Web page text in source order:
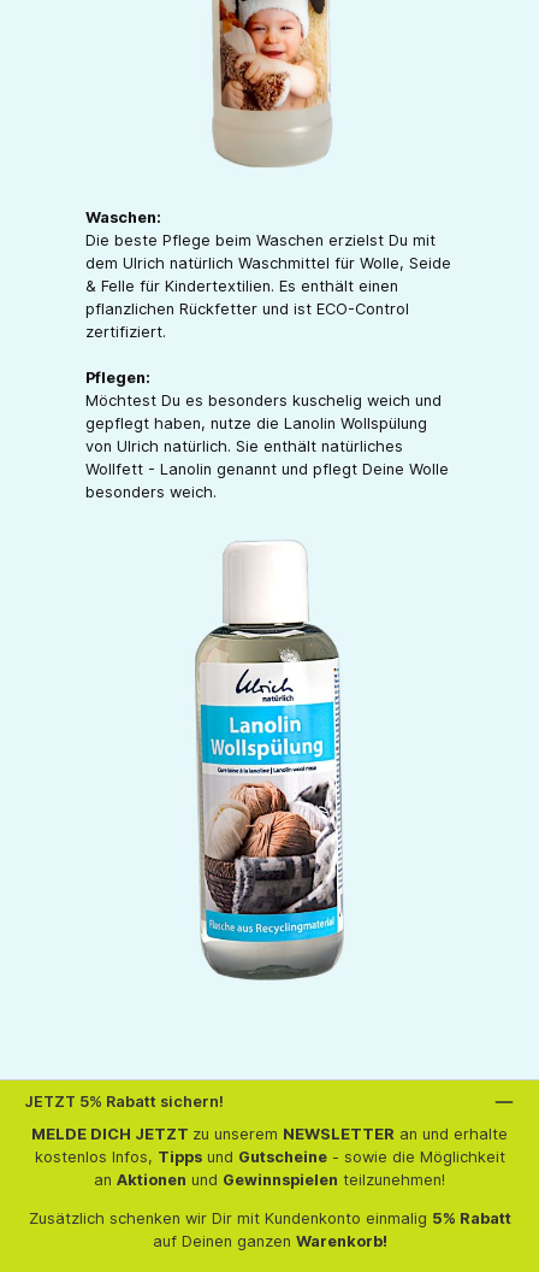
Waschen:
Die beste Pflege beim Waschen erzielst Du mit
dem Ulrich natürlich Waschmittel für Wolle, Seide
& Felle für Kindertextilien. Es enthält einen
pflanzlichen Rückfetter und ist ECO-Control
zertifiziert.
Pflegen:
Möchtest Du es besonders kuschelig weich und
gepflegt haben, nutze die Lanolin Wollspülung
von Ulrich natürlich. Sie enthält natürliches
Wollfett - Lanolin genannt und pflegt Deine Wolle
besonders weich.
JETZT 5% Rabatt sichern!
MELDE DICH JETZT zu unserem NEWSLETTER an und erhalte
kostenlos Infos, Tippsund Gutscheine- sowie die Möglichkeit
an Aktionen und Gewinnspielen teilzunehmen!
Zusätzlich schenken wir Dir mit Kundenkonto einmalig 5% Rabatt
auf Deinen ganzen Warenkorb!